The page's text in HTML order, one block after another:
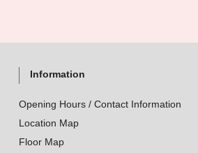
Information
Opening Hours / Contact Information
Location Map
Floor Map